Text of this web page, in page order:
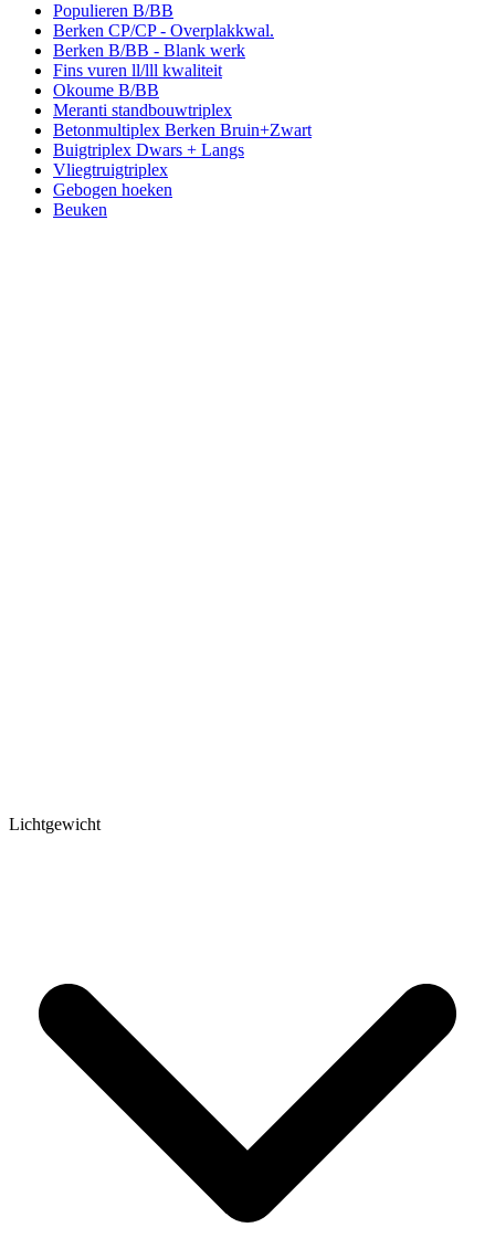
Populieren B/BB
Berken CP/CP - Overplakkwal.
Berken B/BB - Blank werk
Fins vuren ll/lll kwaliteit
Okoume B/BB
Meranti standbouwtriplex
Betonmultiplex Berken Bruin+Zwart
Buigtriplex Dwars + Langs
Vliegtruigtriplex
Gebogen hoeken
Beuken
Lichtgewicht